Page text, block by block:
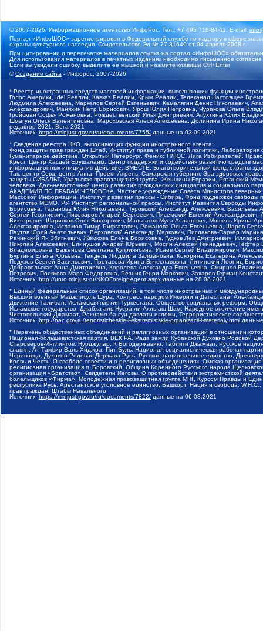
© 2007-2026, Информационное агентство ИнфоРос. Тел.: +7 495 718-84-11, E-mail:
Портал «ИнфоШОС» зарегистрирован в Федеральной службе по надзору в сфере
охраны культурного наследия. Свидетельство Эл № 77-31649 от 04 апреля 2008 г.
При цитировании и перепечатке материалов ссылка на портал «ИнфоШОС»
Для использования материалов в печатных изданиях необходимо письменное
Если вы увидели ошибку, выделите ее мышкой и нажмите клавиши Ctrl+Enter
©Создание сайта - Инфорос, 2007-2026
* Реестр иностранных средств массовой информации, выполняющих функции
Голос Америки, Idel.Реалии, Кавказ.Реалии, Крым.Реалии, Телеканал Настоящее
Людмила Алексеевна, Маркелов Сергей Евгеньевич, Камалягин Денис Николаевич,
Александрович, Маняхин Петр Борисович, Ярош Юлия Петровна, Чуракова Ольга
Гройсман Софья Романовна, Рождественский Илья Дмитриевич, Апухтина Юлия
Шмагун Олеся Валентиновна, Мароховская Алеся Алексеевна, Долинина Ирина
редактор 2021, Вега 2021
Источник: https://minjust.gov.ru/ru/documents/7755/ данные на 03.09.2021
* Сведения реестра НКО, выполняющих функции иностранного агента:
Фонд защиты прав граждан Штаб, Институт права и публичной политики,
Гуманитарное действие, Открытый Петербург, Феникс ПЛЮС, Лига Избирателей,
Крест, Центр Хасдей Ерушалаим, Центр поддержки и содействия развитию средств
информационных инициатив Действие, ВМЕСТЕ, Благотворительный фонд охраны
Так, центр Сова, центр Анна, Проект Апрель, Самарская губерния, Эра здоровья,
защиты СИБАЛЬТ, Уральская правозащитная группа, Женщины Евразии, Рязанский
человека, Дальневосточный центр развития гражданских инициатив и социального
АКАДЕМИЯ ПО ПРАВАМ ЧЕЛОВЕКА, Частное учреждение Совета Министров северных
Массовой Информации, Институт развития прессы - Сибирь, Фонд поддержки
агентство МЕМО. РУ, Институт региональной прессы, Институт Развития Свободы
Борисовна, Таранова Юлия Николаевна, Туровский Александр Алексеевич,
Сергей Георгиевич, Пивоваров Андрей Сергеевич, Писемский Евгений
Викторович, Шарипков Олег Викторович, Мальсагов Муса Асланович, Мошель Ирина
Александровна, Исламов Тимур Рифгатович, Романова Ольга Евгеньевна, Щаров
Паутов Юрий Анатольевич, Верховский Александр Маркович, Пислакова-Паркер
Рачинский Ян Збигневич, Жемкова Елена Борисовна, Гудков Лев Дмитриевич,
Николай Алексеевич, Блинушов Андрей Юрьевич, Мосин Алексей Геннадьевич,
Владимировна, Баженова Светлана Куприяновна, Исаев Сергей Владимирович,
Буртина Елена Юрьевна, Гендель Людмила Залмановна, Кокорина Екатерина
Подузов Сергей Васильевич, Протасова Ирина Вячеславовна, Литинский Леонид
Добровольская Анна Дмитриевна, Королева Александра Евгеньевна, Смирнов
Петрович, Полякова Мара Федоровна, Резник Генри Маркович, Захаров Герман
Источник: http://unro.minjust.ru/NKOForeignAgent.aspx данные на 28.08.2021
* Единый федеральный список организаций, в том числе иностранных и
Высший военный Маджлисуль Шура, Конгресс народов Ичкерии и Дагестана, Аль-
Движение Талибан, Исламская партия Туркестана, Общество социальных реформ,
Исламское государство, Джабха аль-Нусра ли-Ахль аш-Шам, Народное ополчение
Чистопольский Джамаат, Рохнамо ба суи давлати исломи, Террористическое
Источник: http://nac.gov.ru/terroristicheskie-i-ekstremistskie-organizacii-i-materialy.html
* Перечень общественных объединений и религиозных организаций в отношении
Национал-большевистская партия, ВЕК РА, Рада земли Кубанской Духовно Родовой
Староверов-Инглингов, Нурджулар, К Богодержавию, Таблиги Джамаат, Русское
славян, Ат-Такфир Валь-Хиджра, Пит Буль, Национал-социалистическая рабочая
Череповца, Духовно-Родовая Держава Русь, Русское национальное единство,
Кровь и Честь, О свободе совести и о религиозных объединениях, Омская
религиозная организация п. Боровский, Община Коренного Русского народа
организация «Братство», Свидетели Иеговы, О противодействии экстремистской
болельщиков «Фирма», Молодежная правозащитная группа МПГ, Курсом Правды и
республика Русь, Арестантское уголовное единство, Башкорт, Нация и свобода,
прав граждан, Штабы Навального
Источник: https://minjust.gov.ru/ru/documents/7822/ данные на 06.08.2021